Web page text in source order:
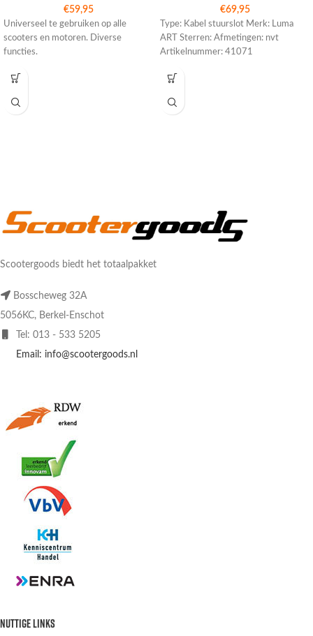
€59,95
Universeel te gebruiken op alle
scooters en motoren. Diverse
functies.
€69,95
Type: Kabel stuurslot Merk: Luma
ART Sterren: Afmetingen: nvt
Artikelnummer: 41071
Scootergoods biedt het totaalpakket
Bosscheweg 32A
5056KC, Berkel-Enschot
Tel: 013 - 533 5205
Email: info@scootergoods.nl
NUTTIGE LINKS